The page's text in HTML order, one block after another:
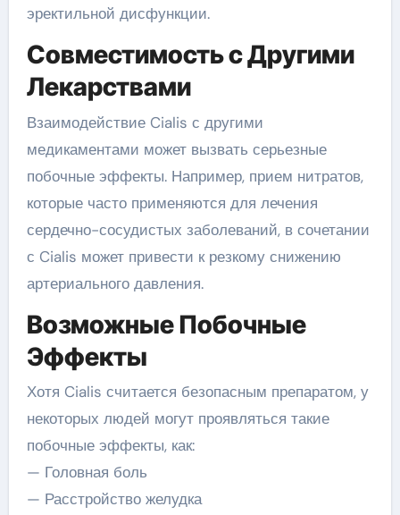
эректильной дисфункции.
Совместимость с Другими
Лекарствами
Взаимодействие Cialis с другими
медикаментами может вызвать серьезные
побочные эффекты. Например, прием нитратов,
которые часто применяются для лечения
сердечно-сосудистых заболеваний, в сочетании
с Cialis может привести к резкому снижению
артериального давления.
Возможные Побочные
Эффекты
Хотя Cialis считается безопасным препаратом, у
некоторых людей могут проявляться такие
побочные эффекты, как:
— Головная боль
— Расстройство желудка